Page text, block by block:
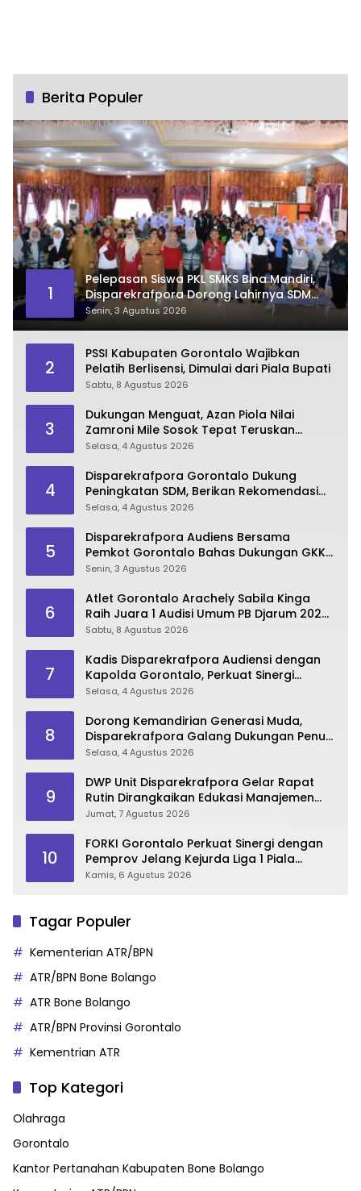
Berita Populer
1
Pelepasan Siswa PKL SMKS Bina Mandiri,
Disparekrafpora Dorong Lahirnya SDM
Pariwisata Unggul
Senin, 3 Agustus 2026
2
PSSI Kabupaten Gorontalo Wajibkan
Pelatih Berlisensi, Dimulai dari Piala Bupati
Sabtu, 8 Agustus 2026
3
Dukungan Menguat, Azan Piola Nilai
Zamroni Mile Sosok Tepat Teruskan
Pembangunan Bone Bolango
Selasa, 4 Agustus 2026
4
Disparekrafpora Gorontalo Dukung
Peningkatan SDM, Berikan Rekomendasi
Studi S3 bagi Pegawai
Selasa, 4 Agustus 2026
5
Disparekrafpora Audiens Bersama
Pemkot Gorontalo Bahas Dukungan GKK
2026
Senin, 3 Agustus 2026
6
Atlet Gorontalo Arachely Sabila Kinga
Raih Juara 1 Audisi Umum PB Djarum 2026
di Makassar
Sabtu, 8 Agustus 2026
7
Kadis Disparekrafpora Audiensi dengan
Kapolda Gorontalo, Perkuat Sinergi
Sukseskan Gorontalo Karnaval Karawo
Selasa, 4 Agustus 2026
8
Dorong Kemandirian Generasi Muda,
Disparekrafpora Galang Dukungan Penuh
Para Aleg Deprov
Selasa, 4 Agustus 2026
9
DWP Unit Disparekrafpora Gelar Rapat
Rutin Dirangkaikan Edukasi Manajemen
Stres
Jumat, 7 Agustus 2026
10
FORKI Gorontalo Perkuat Sinergi dengan
Pemprov Jelang Kejurda Liga 1 Piala
Gubernur 2026
Kamis, 6 Agustus 2026
Tagar Populer
Kementerian ATR/BPN
ATR/BPN Bone Bolango
ATR Bone Bolango
ATR/BPN Provinsi Gorontalo
Kementrian ATR
Top Kategori
Olahraga
Gorontalo
Kantor Pertanahan Kabupaten Bone Bolango